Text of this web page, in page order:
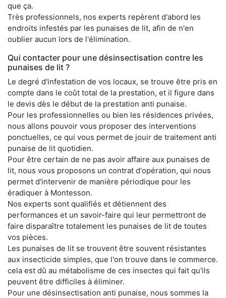
que ça.
Très professionnels, nos experts repèrent d'abord les
endroits infestés par les punaises de lit, afin de n'en
oublier aucun lors de l'élimination.
Qui contacter pour une désinsectisation contre les
punaises de lit ?
Le degré d'infestation de vos locaux, se trouve être pris en
compte dans le coût total de la prestation, et il figure dans
le devis dès le début de la prestation anti punaise.
Pour les professionnelles ou bien les résidences privées,
nous allons pouvoir vous proposer des interventions
ponctuelles, ce qui vous permet de jouir de traitement anti
punaise de lit quotidien.
Pour être certain de ne pas avoir affaire aux punaises de
lit, nous vous proposons un contrat d'opération, qui nous
permet d'intervenir de manière périodique pour les
éradiquer à Montesson.
Nos experts sont qualifiés et détiennent des
performances et un savoir-faire qui leur permettront de
faire disparaître totalement les punaises de lit de toutes
vos pièces.
Les punaises de lit se trouvent être souvent résistantes
aux insecticide simples, que l'on trouve dans le commerce.
cela est dû au métabolisme de ces insectes qui fait qu'ils
peuvent être difficiles à éliminer.
Pour une désinsectisation anti punaise, nous sommes la